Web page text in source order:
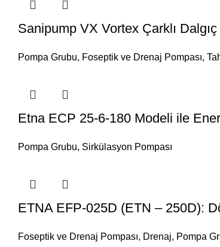
Sanipump VX Vortex Çarklı
Pompa Grubu, Foseptik ve Drenaj Pompası,
Etna ECP 25-6-180 Modeli ile
Pompa Grubu, Sirkülasyon Pompası
ETNA EFP-025D (ETN – 250D):
Foseptik ve Drenaj Pompası, Drenaj, Pompa